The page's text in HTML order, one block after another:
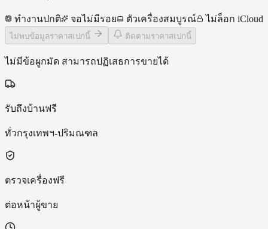
ทำงานปกติ จอไม่มีรอย ตัวเครื่องสมบูรณ์ ไม่ล็อก iCloud
ไม่พบข้อมูลราคาสเปกนี้ ติดตามราคาสเปกนี้
ไม่มีข้อผูกมัด สามารถปฏิเสธการขายได้
รับถึงบ้านฟรี
ทั่วกรุงเทพฯ-ปริมณฑล
ตรวจเครื่องฟรี
ต่อหน้าผู้ขาย